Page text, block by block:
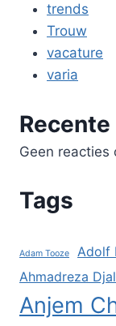
trends
Trouw
vacature
varia
Geen reacties
Tags
Adam Tooze Adolf
Ahmadreza
Anjem